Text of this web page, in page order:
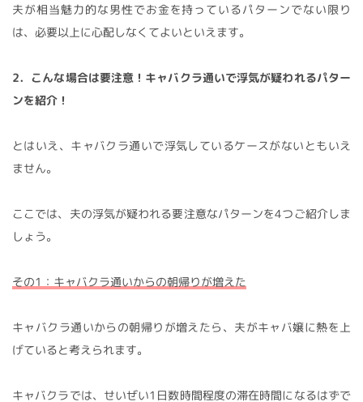
夫が相当魅力的な男性でお金を持っているパターンでない限り
は、必要以上に心配しなくてよいといえます。
2．こんな場合は要注意！キャバクラ通いで浮気が疑われるパター
ンを紹介！
とはいえ、キャバクラ通いで浮気しているケースがないともいえ
ません。
ここでは、夫の浮気が疑われる要注意なパターンを4つご紹介しま
しょう。
その1：キャバクラ通いからの朝帰りが増えた
キャバクラ通いからの朝帰りが増えたら、夫がキャバ嬢に熱を上
げていると考えられます。
キャバクラでは、せいぜい1日数時間程度の滞在時間になるはずで